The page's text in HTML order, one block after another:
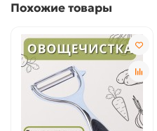
Похожие товары